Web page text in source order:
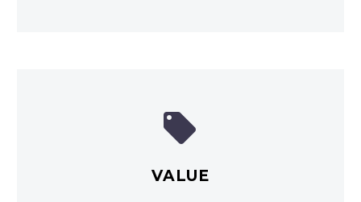


VALUE